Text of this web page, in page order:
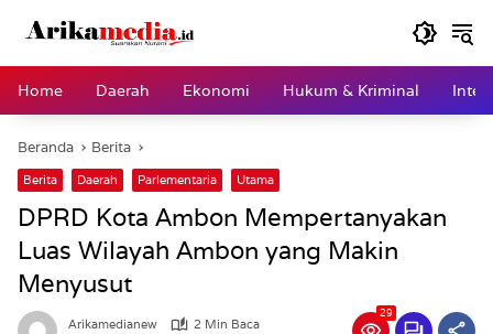
Home
Daerah Ekonomi Hukum & Kriminal
Beranda Berita
Berita Daerah Parlementaria Utama
DPRD Kota Ambon Mempertanyakan
Luas Wilayah Ambon yang Makin
Menyusut
Arikamedianew
2 Min Baca
29